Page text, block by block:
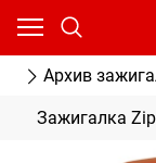
Архив
Зажигалка
Ваш город - Москва,
От выбранного